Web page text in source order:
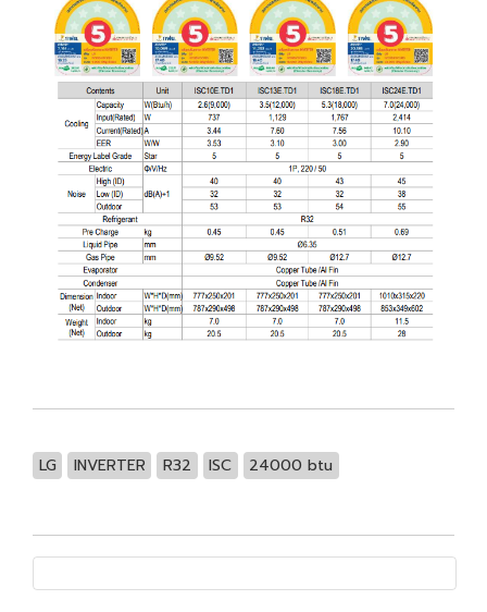
LG INVERTER R32 ISC 24000 btu